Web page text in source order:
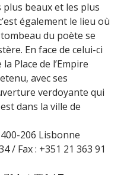
plus beaux et les plus
également le lieu où
du poète se
En face de celui-ci
Place de l’Empire
avec ses
verdoyante qui
dans la ville de
206 Lisbonne
/ Fax : +351 21 363 91